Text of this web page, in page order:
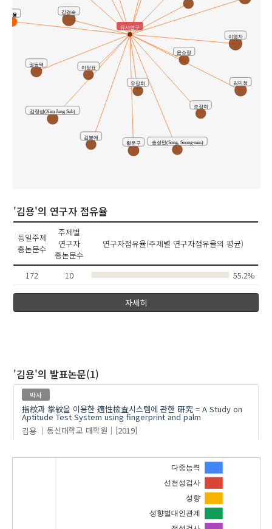
강경숙
권동택
김미정
김봉애
김정섭(Kim Jung Sub)
송성민(Song, Seong-min)
우정희
윤소정
이영자
이정표
조장희
황운구
김용
유사연구
'김용'의 연구자 점유율
동일주제
총논문수
주제별
연구자
총논문수
연구자점유율(주제별 연구자점유율의 평균)
172 10 55.2%
자세히
'김용'의 발표논문(1)
박사
指紋과 掌紋을 이용한 適性檢査시스템에 관한 硏究 = A Study on
Aptitude Test System using fingerprint and palm
김용
동신대학교 대학원 [2019]
다중능력
선천성검사
성향
성향별대인관계